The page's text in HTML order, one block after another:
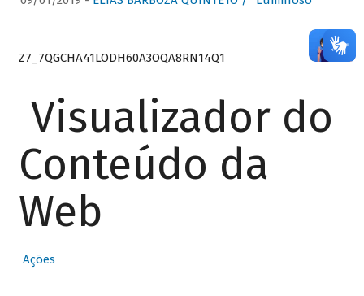
Z7_7QGCHA41LODH60A3OQA8RN14Q1
Visualizador do
Conteúdo da
Web
Ações